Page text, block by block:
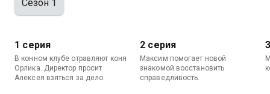
Сезон 1
1 серия
В конном клубе отравляют коня
Орлика. Директор просит
Алексея взяться за дело.
2 серия
Максим помогает новой
знакомой восстановить
справедливость.